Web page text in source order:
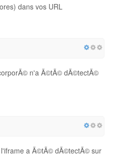
dans vos URL
n'a Ã©tÃ© dÃ©tectÃ©
a Ã©tÃ© dÃ©tectÃ© sur